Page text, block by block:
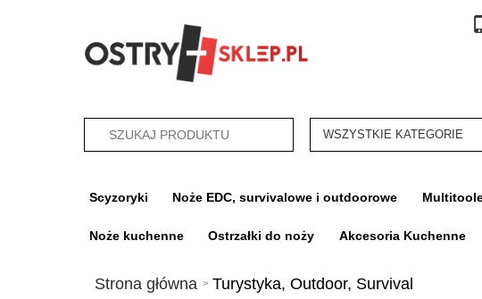
categories_searcher
Scyzoryki Noże EDC, survivalowe i outdoorowe
Noże kuchenne Ostrzałki do noży Akcesoria Kuchenne
Strona główna Turystyka, Outdoor, Survival